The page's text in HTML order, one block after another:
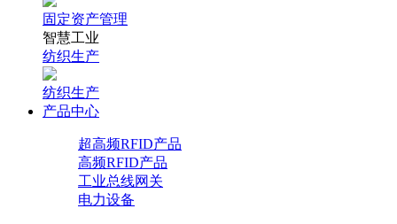
固定资产管理
智慧工业
纺织生产
纺织生产
产品中心
超高频RFID产品
高频RFID产品
工业总线网关
电力设备